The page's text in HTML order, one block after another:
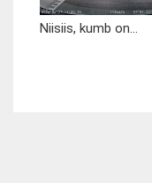
Niisiis, kumb on...